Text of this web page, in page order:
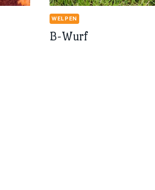
WELPEN
B-Wurf